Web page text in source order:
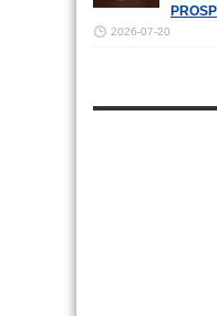
2026-07-20